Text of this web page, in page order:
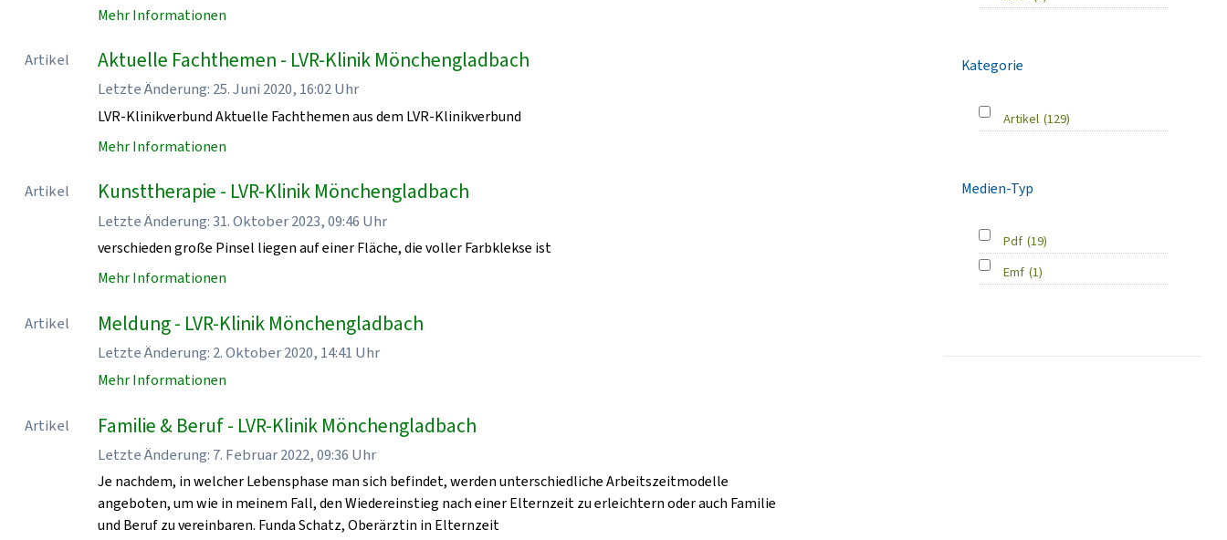
Mehr Informationen
Artikel Aktuelle Fachthemen - LVR-Klinik Mönchengladbach
Letzte Änderung: 25. Juni 2020, 16:02 Uhr
LVR-Klinikverbund Aktuelle Fachthemen aus dem LVR-Klinikverbund
Mehr Informationen
Artikel Kunsttherapie - LVR-Klinik Mönchengladbach
Letzte Änderung: 31. Oktober 2023, 09:46 Uhr
verschieden große Pinsel liegen auf einer Fläche, die voller Farbklekse ist
Mehr Informationen
Artikel Meldung - LVR-Klinik Mönchengladbach
Letzte Änderung: 2. Oktober 2020, 14:41 Uhr
Mehr Informationen
Artikel Familie & Beruf - LVR-Klinik Mönchengladbach
Letzte Änderung: 7. Februar 2022, 09:36 Uhr
Je nachdem, in welcher Lebensphase man sich befindet, werden unterschiedliche Arbeitszeitmodelle
angeboten, um wie in meinem Fall, den Wiedereinstieg nach einer Elternzeit zu erleichtern oder auch Familie
und Beruf zu vereinbaren. Funda Schatz, Oberärztin in Elternzeit
Kategorie
Artikel (129)
Medien-Typ
Pdf (19)
Emf (1)